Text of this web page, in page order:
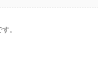
。